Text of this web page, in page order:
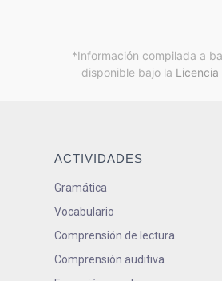
*Información compilada a
disponible bajo la
ACTIVIDADES
Gramática
Vocabulario
Comprensión de lectura
Comprensión auditiva